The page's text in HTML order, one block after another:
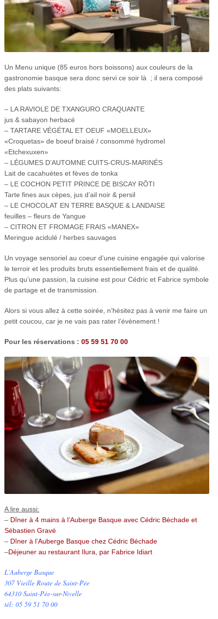
Un Menu unique (85 euros hors boissons) aux couleurs de la
gastronomie basque sera donc servi ce soir là ; il sera composé
des plats suivants:
– LA RAVIOLE DE TXANGURO CRAQUANTE
jus & sabayon herbacé
– TARTARE VÉGÉTAL ET OEUF «MOELLEUX»
«Croquetas» de boeuf braisé / consommé hydromel
«Etchexuxen»
– LÉGUMES D’AUTOMNE CUITS-CRUS-MARINÉS
Lait de cacahuètes et fèves de tonka
– LE COCHON PETIT PRINCE DE BISCAY RÔTI
Tarte fines aux cèpes, jus d’ail noir & persil
– LE CHOCOLAT EN TERRE BASQUE & LANDAISE
feuilles – fleurs de Yangue
– CITRON ET FROMAGE FRAIS «MANEX»
Meringue acidulé / herbes sauvages
Un voyage sensoriel au coeur d’une cuisine engagée qui valorise
le terroir et les produits bruts essentiellement frais et de qualité.
Plus qu’une passion, la cuisine est pour Cédric et Fabrice symbole
de partage et de transmission.
Alors si vous allez à cette soirée, n’hésitez pas à venir me faire un
petit coucou, car je ne vais pas rater l’évènement !
Pour les réservations : 05 59 51 70 00
A lire aussi:
– Dîner à 4 mains à l’Auberge Basque avec Cédric Béchade et
Sébastien Gravé
– Dîner à l’Auberge Basque chez Cédric Béchade
–Déjeuner au restaurant Ilura, par Fabrice Idiart
L’Auberge Basque
307 Vieille Route de Saint-Pée
64310 Saint-Pée-sur-Nivelle
tél: 05 59 51 70 00